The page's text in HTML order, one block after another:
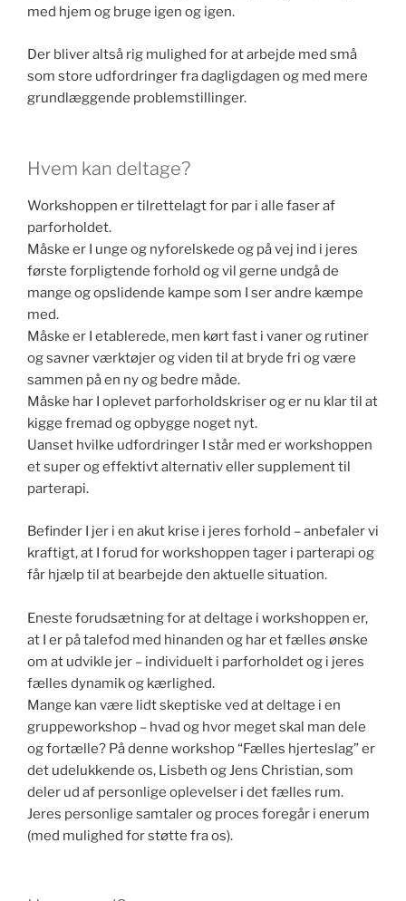
med hjem og bruge igen og igen.
Der bliver altså rig mulighed for at arbejde med små
som store udfordringer fra dagligdagen og med mere
grundlæggende problemstillinger.
Hvem kan deltage?
Workshoppen er tilrettelagt for par i alle faser af
parforholdet.
Måske er I unge og nyforelskede og på vej ind i jeres
første forpligtende forhold og vil gerne undgå de
mange og opslidende kampe som I ser andre kæmpe
med.
Måske er I etablerede, men kørt fast i vaner og rutiner
og savner værktøjer og viden til at bryde fri og være
sammen på en ny og bedre måde.
Måske har I oplevet parforholdskriser og er nu klar til at
kigge fremad og opbygge noget nyt.
Uanset hvilke udfordringer I står med er workshoppen
et super og effektivt alternativ eller supplement til
parterapi.
Befinder I jer i en akut krise i jeres forhold – anbefaler vi
kraftigt, at I forud for workshoppen tager i parterapi og
får hjælp til at bearbejde den aktuelle situation.
Eneste forudsætning for at deltage i workshoppen er,
at I er på talefod med hinanden og har et fælles ønske
om at udvikle jer – individuelt i parforholdet og i jeres
fælles dynamik og kærlighed.
Mange kan være lidt skeptiske ved at deltage i en
gruppeworkshop – hvad og hvor meget skal man dele
og fortælle? På denne workshop “Fælles hjerteslag” er
det udelukkende os, Lisbeth og Jens Christian, som
deler ud af personlige oplevelser i det fælles rum.
Jeres personlige samtaler og proces foregår i enerum
(med mulighed for støtte fra os).